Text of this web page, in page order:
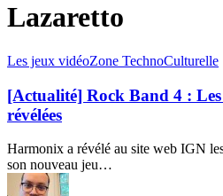
Lazaretto
[Actualité]
Band
4
:
premières
chansons
révélées
Les jeux vidéoZone TechnoCulturelle
[Actualité] Rock Band 4 : Les
révélées
Harmonix a révélé au site web IGN
son nouveau jeu…